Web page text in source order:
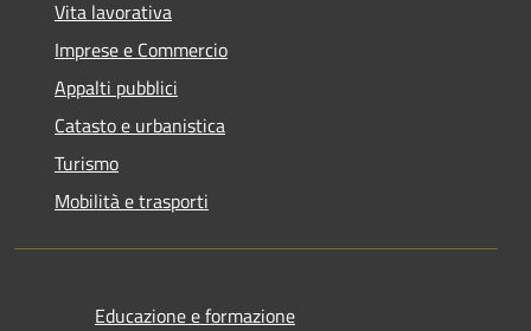
Vita lavorativa
Imprese e Commercio
Appalti pubblici
Catasto e urbanistica
Turismo
Mobilità e trasporti
Educazione e formazione